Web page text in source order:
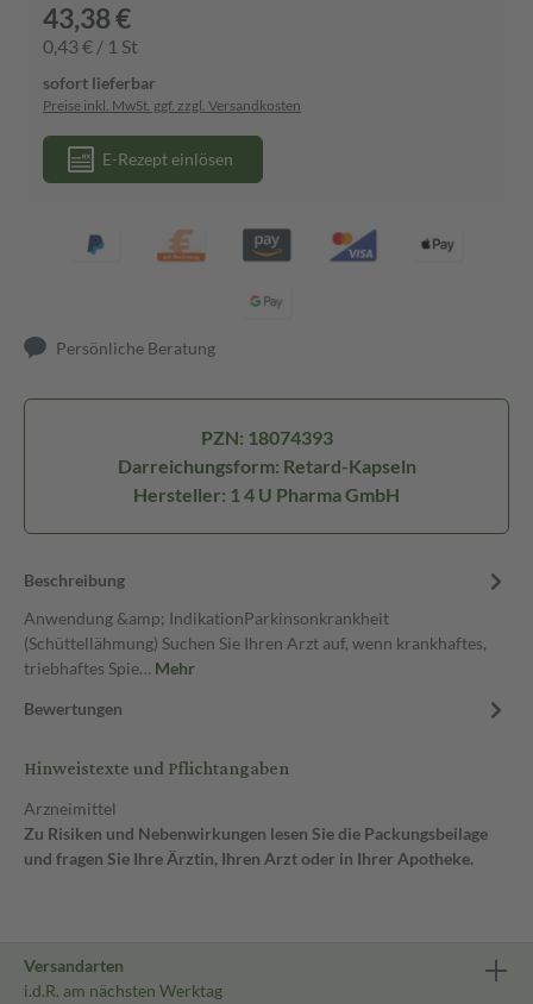
43,38 €
0,43 € / 1 St
sofort lieferbar
Preise inkl. MwSt. ggf. zzgl. Versandkosten
E-Rezept einlösen
Persönliche Beratung
PZN: 18074393
Darreichungsform: Retard-Kapseln
Hersteller: 1 4 U Pharma GmbH
Beschreibung
Anwendung &amp; IndikationParkinsonkrankheit
(Schüttellähmung) Suchen Sie Ihren Arzt auf, wenn krankhaftes,
triebhaftes Spie… Mehr
Bewertungen
Hinweistexte und Pflichtangaben
Arzneimittel
Zu Risiken und Nebenwirkungen lesen Sie die Packungsbeilage
und fragen Sie Ihre Ärztin, Ihren Arzt oder in Ihrer Apotheke.
Versandarten
i.d.R. am nächsten Werktag